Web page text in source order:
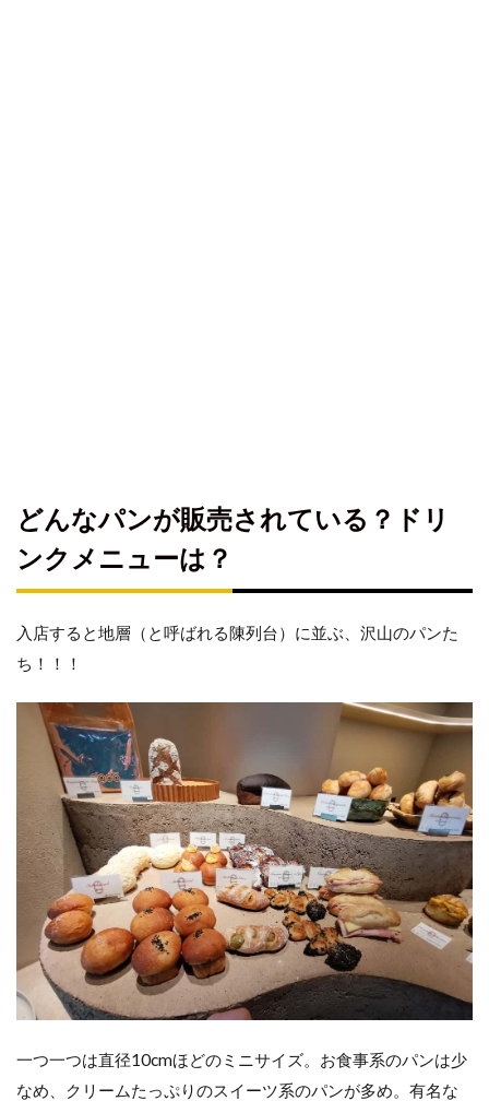
どんなパンが販売されている？ドリ
ンクメニューは？
入店すると地層（と呼ばれる陳列台）に並ぶ、沢山のパンた
ち！！！
一つ一つは直径10cmほどのミニサイズ。お食事系のパンは少
なめ、クリームたっぷりのスイーツ系のパンが多め。有名な